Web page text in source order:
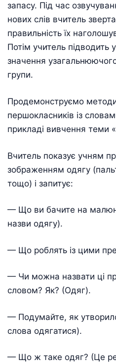
запасу. Під час
нових слів вчитель
правильність їх
Потім учитель підводить
значення узагальнюючого
групи.
Продемонструємо
першокласників із
прикладі вивчення теми
Вчитель показує учням
зображенням одягу
тощо) і запитує:
— Що ви бачите на
назви одягу).
— Що роблять із цими
— Чи можна назвати ці
словом? Як? (Одяг).
— Подумайте, як
слова одягатися).
— Що ж таке одяг? (Це